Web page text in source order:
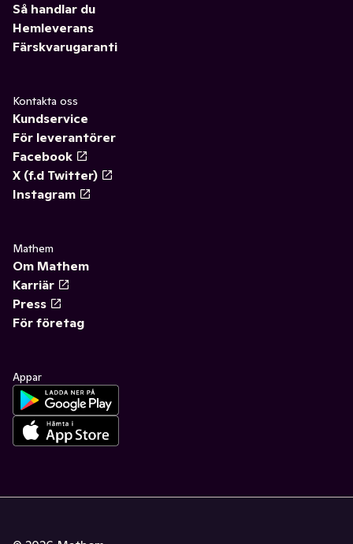
Så handlar du
Hemleverans
Färskvarugaranti
Kontakta oss
Kundservice
För leverantörer
Facebook
X (f.d Twitter)
Instagram
Mathem
Om Mathem
Karriär
Press
För företag
Appar